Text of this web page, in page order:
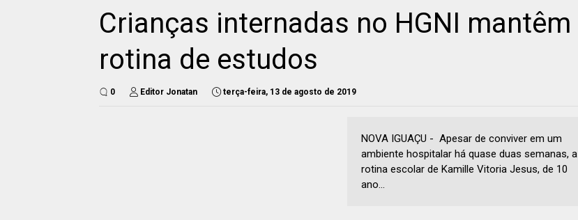
Crianças internadas no HGNI mantêm
rotina de estudos
0 Editor Jonatan terça-feira, 13 de agosto de 2019
NOVA IGUAÇU - Apesar de conviver em um
ambiente hospitalar há quase duas semanas, a
rotina escolar de Kamille Vitoria Jesus, de 10
ano...